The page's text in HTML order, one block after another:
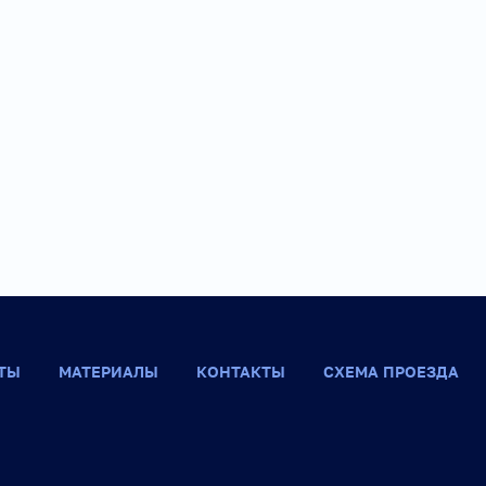
МАТЕРИАЛЫ КОНТАКТЫ СХЕМА ПРОЕЗДА